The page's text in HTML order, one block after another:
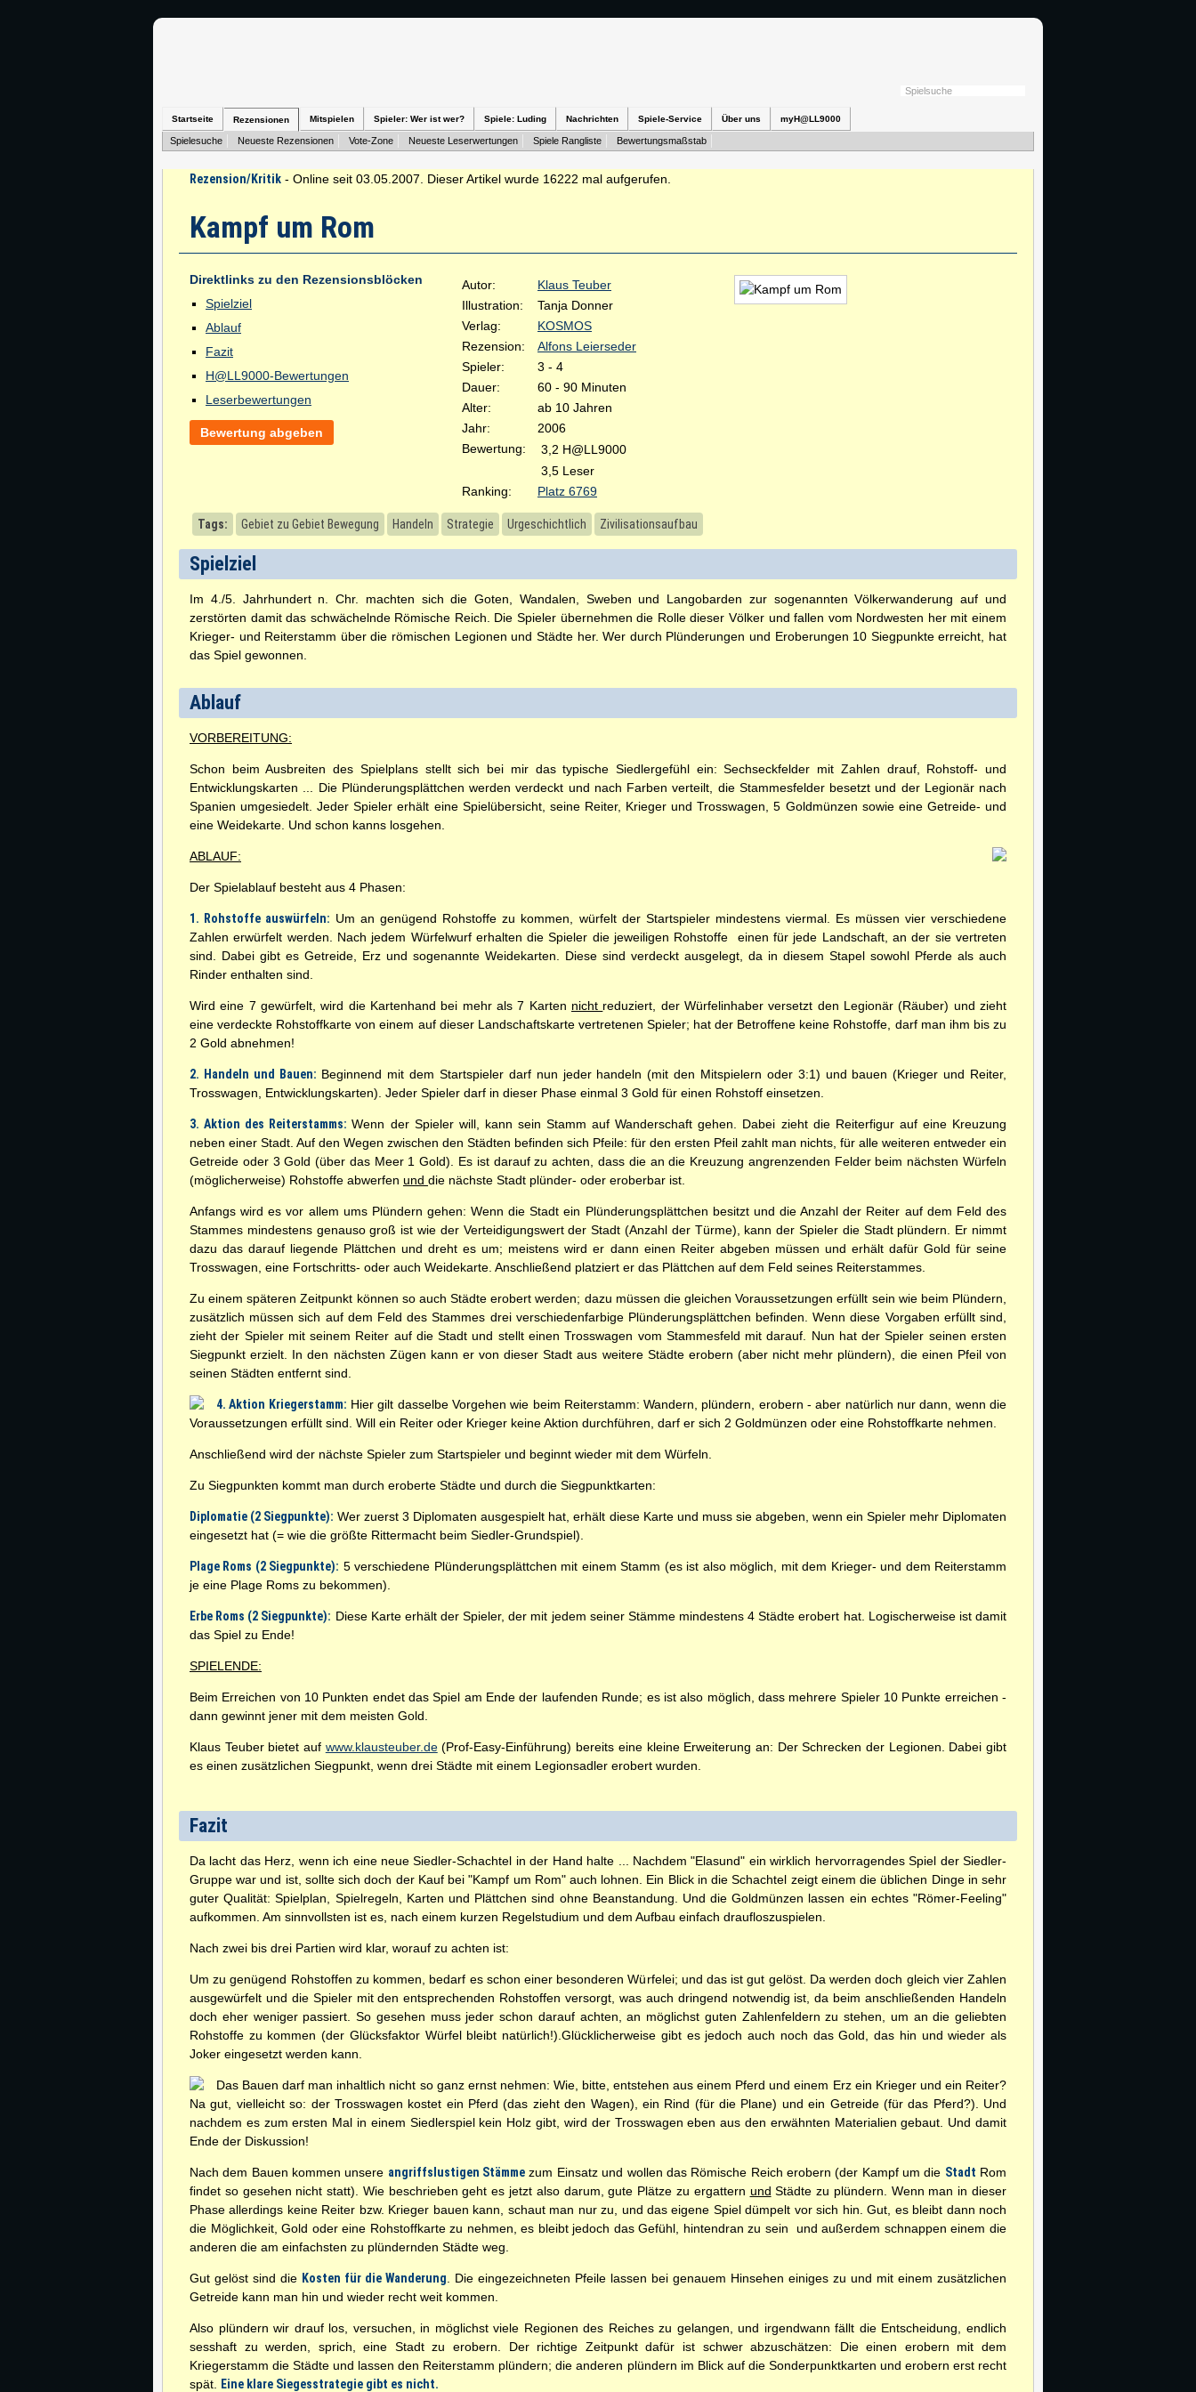
Startseite Rezensionen Mitspielen Spieler: Wer ist wer? Spiele: Luding Nachrichten Spiele-Service Über uns myH@LL9000
Spielesuche Neueste Rezensionen Vote-Zone Neueste Leserwertungen Spiele Rangliste Bewertungsmaßstab
Rezension/Kritik - Online seit 03.05.2007. Dieser Artikel wurde 16222 mal aufgerufen.
Kampf um Rom
Direktlinks zu den Rezensionsblöcken
Spielziel
Ablauf
Fazit
H@LL9000-Bewertungen
Leserbewertungen
Bewertung abgeben
Autor:
Klaus Teuber
Illustration:
Tanja Donner
Verlag:
KOSMOS
Rezension:
Alfons Leierseder
Spieler:
3 - 4
Dauer:
60 - 90 Minuten
Alter:
ab 10 Jahren
Jahr:
2006
Bewertung:
3,2 H@LL9000
3,5 Leser
Ranking:
Platz 6769
Tags: Gebiet zu Gebiet Bewegung Handeln Strategie Urgeschichtlich Zivilisationsaufbau
Spielziel
Im 4./5. Jahrhundert n. Chr. machten sich die Goten, Wandalen, Sweben und Langobarden zur sogenannten Völkerwanderung auf und
zerstörten damit das schwächelnde Römische Reich. Die Spieler übernehmen die Rolle dieser Völker und fallen vom Nordwesten her mit einem
Krieger- und Reiterstamm über die römischen Legionen und Städte her. Wer durch Plünderungen und Eroberungen 10 Siegpunkte erreicht, hat
das Spiel gewonnen.
Ablauf
VORBEREITUNG:
Schon beim Ausbreiten des Spielplans stellt sich bei mir das typische Siedlergefühl ein: Sechseckfelder mit Zahlen drauf, Rohstoff- und
Entwicklungskarten ... Die Plünderungsplättchen werden verdeckt und nach Farben verteilt, die Stammesfelder besetzt und der Legionär nach
Spanien umgesiedelt. Jeder Spieler erhält eine Spielübersicht, seine Reiter, Krieger und Trosswagen, 5 Goldmünzen sowie eine Getreide- und
eine Weidekarte. Und schon kanns losgehen.
ABLAUF:
Der Spielablauf besteht aus 4 Phasen:
1. Rohstoffe auswürfeln: Um an genügend Rohstoffe zu kommen, würfelt der Startspieler mindestens viermal. Es müssen vier verschiedene
Zahlen erwürfelt werden. Nach jedem Würfelwurf erhalten die Spieler die jeweiligen Rohstoffe  einen für jede Landschaft, an der sie vertreten
sind. Dabei gibt es Getreide, Erz und sogenannte Weidekarten. Diese sind verdeckt ausgelegt, da in diesem Stapel sowohl Pferde als auch
Rinder enthalten sind.
Wird eine 7 gewürfelt, wird die Kartenhand bei mehr als 7 Karten nicht reduziert, der Würfelinhaber versetzt den Legionär (Räuber) und zieht
eine verdeckte Rohstoffkarte von einem auf dieser Landschaftskarte vertretenen Spieler; hat der Betroffene keine Rohstoffe, darf man ihm bis zu
2 Gold abnehmen!
2. Handeln und Bauen: Beginnend mit dem Startspieler darf nun jeder handeln (mit den Mitspielern oder 3:1) und bauen (Krieger und Reiter,
Trosswagen, Entwicklungskarten). Jeder Spieler darf in dieser Phase einmal 3 Gold für einen Rohstoff einsetzen.
3. Aktion des Reiterstamms:Wenn der Spieler will, kann sein Stamm auf Wanderschaft gehen. Dabei zieht die Reiterfigur auf eine Kreuzung
neben einer Stadt. Auf den Wegen zwischen den Städten befinden sich Pfeile: für den ersten Pfeil zahlt man nichts, für alle weiteren entweder ein
Getreide oder 3 Gold (über das Meer 1 Gold). Es ist darauf zu achten, dass die an die Kreuzung angrenzenden Felder beim nächsten Würfeln
(möglicherweise) Rohstoffe abwerfen und die nächste Stadt plünder- oder eroberbar ist.
Anfangs wird es vor allem ums Plündern gehen: Wenn die Stadt ein Plünderungsplättchen besitzt und die Anzahl der Reiter auf dem Feld des
Stammes mindestens genauso groß ist wie der Verteidigungswert der Stadt (Anzahl der Türme), kann der Spieler die Stadt plündern. Er nimmt
dazu das darauf liegende Plättchen und dreht es um; meistens wird er dann einen Reiter abgeben müssen und erhält dafür Gold für seine
Trosswagen, eine Fortschritts- oder auch Weidekarte. Anschließend platziert er das Plättchen auf dem Feld seines Reiterstammes.
Zu einem späteren Zeitpunkt können so auch Städte erobert werden; dazu müssen die gleichen Voraussetzungen erfüllt sein wie beim Plündern,
zusätzlich müssen sich auf dem Feld des Stammes drei verschiedenfarbige Plünderungsplättchen befinden. Wenn diese Vorgaben erfüllt sind,
zieht der Spieler mit seinem Reiter auf die Stadt und stellt einen Trosswagen vom Stammesfeld mit darauf. Nun hat der Spieler seinen ersten
Siegpunkt erzielt. In den nächsten Zügen kann er von dieser Stadt aus weitere Städte erobern (aber nicht mehr plündern), die einen Pfeil von
seinen Städten entfernt sind.
4. Aktion Kriegerstamm: Hier gilt dasselbe Vorgehen wie beim Reiterstamm: Wandern, plündern, erobern - aber natürlich nur dann, wenn die
Voraussetzungen erfüllt sind. Will ein Reiter oder Krieger keine Aktion durchführen, darf er sich 2 Goldmünzen oder eine Rohstoffkarte nehmen.
Anschließend wird der nächste Spieler zum Startspieler und beginnt wieder mit dem Würfeln.
Zu Siegpunkten kommt man durch eroberte Städte und durch die Siegpunktkarten:
Diplomatie (2 Siegpunkte): Wer zuerst 3 Diplomaten ausgespielt hat, erhält diese Karte und muss sie abgeben, wenn ein Spieler mehr Diplomaten
eingesetzt hat (= wie die größte Rittermacht beim Siedler-Grundspiel).
Plage Roms (2 Siegpunkte): 5 verschiedene Plünderungsplättchen mit einem Stamm (es ist also möglich, mit dem Krieger- und dem Reiterstamm
je eine Plage Roms zu bekommen).
Erbe Roms (2 Siegpunkte): Diese Karte erhält der Spieler, der mit jedem seiner Stämme mindestens 4 Städte erobert hat. Logischerweise ist damit
das Spiel zu Ende!
SPIELENDE:
Beim Erreichen von 10 Punkten endet das Spiel am Ende der laufenden Runde; es ist also möglich, dass mehrere Spieler 10 Punkte erreichen -
dann gewinnt jener mit dem meisten Gold.
Klaus Teuber bietet auf www.klausteuber.de(Prof-Easy-Einführung) bereits eine kleine Erweiterung an: Der Schrecken der Legionen. Dabei gibt
es einen zusätzlichen Siegpunkt, wenn drei Städte mit einem Legionsadler erobert wurden.
Fazit
Da lacht das Herz, wenn ich eine neue Siedler-Schachtel in der Hand halte ... Nachdem "Elasund" ein wirklich hervorragendes Spiel der Siedler-
Gruppe war und ist, sollte sich doch der Kauf bei "Kampf um Rom" auch lohnen. Ein Blick in die Schachtel zeigt einem die üblichen Dinge in sehr
guter Qualität: Spielplan, Spielregeln, Karten und Plättchen sind ohne Beanstandung. Und die Goldmünzen lassen ein echtes "Römer-Feeling"
aufkommen. Am sinnvollsten ist es, nach einem kurzen Regelstudium und dem Aufbau einfach draufloszuspielen.
Nach zwei bis drei Partien wird klar, worauf zu achten ist:
Um zu genügend Rohstoffen zu kommen, bedarf es schon einer besonderen Würfelei; und das ist gut gelöst. Da werden doch gleich vier Zahlen
ausgewürfelt und die Spieler mit den entsprechenden Rohstoffen versorgt, was auch dringend notwendig ist, da beim anschließenden Handeln
doch eher weniger passiert. So gesehen muss jeder schon darauf achten, an möglichst guten Zahlenfeldern zu stehen, um an die geliebten
Rohstoffe zu kommen (der Glücksfaktor Würfel bleibt natürlich!).Glücklicherweise gibt es jedoch auch noch das Gold, das hin und wieder als
Joker eingesetzt werden kann.
Das Bauen darf man inhaltlich nicht so ganz ernst nehmen: Wie, bitte, entstehen aus einem Pferd und einem Erz ein Krieger und ein Reiter?
Na gut, vielleicht so: der Trosswagen kostet ein Pferd (das zieht den Wagen), ein Rind (für die Plane) und ein Getreide (für das Pferd?). Und
nachdem es zum ersten Mal in einem Siedlerspiel kein Holz gibt, wird der Trosswagen eben aus den erwähnten Materialien gebaut. Und damit
Ende der Diskussion!
Nach dem Bauen kommen unsere angriffslustigen Stämme zum Einsatz und wollen das Römische Reich erobern (der Kampf um die Stadt Rom
findet so gesehen nicht statt). Wie beschrieben geht es jetzt also darum, gute Plätze zu ergattern und Städte zu plündern. Wenn man in dieser
Phase allerdings keine Reiter bzw. Krieger bauen kann, schaut man nur zu, und das eigene Spiel dümpelt vor sich hin. Gut, es bleibt dann noch
die Möglichkeit, Gold oder eine Rohstoffkarte zu nehmen, es bleibt jedoch das Gefühl, hintendran zu sein  und außerdem schnappen einem die
anderen die am einfachsten zu plündernden Städte weg.
Gut gelöst sind die Kosten für die Wanderung . Die eingezeichneten Pfeile lassen bei genauem Hinsehen einiges zu und mit einem zusätzlichen
Getreide kann man hin und wieder recht weit kommen.
Also plündern wir drauf los, versuchen, in möglichst viele Regionen des Reiches zu gelangen, und irgendwann fällt die Entscheidung, endlich
sesshaft zu werden, sprich, eine Stadt zu erobern. Der richtige Zeitpunkt dafür ist schwer abzuschätzen: Die einen erobern mit dem
Kriegerstamm die Städte und lassen den Reiterstamm plündern; die anderen plündern im Blick auf die Sonderpunktkarten und erobern erst recht
spät.
Eine klare Siegesstrategie gibt es nicht.